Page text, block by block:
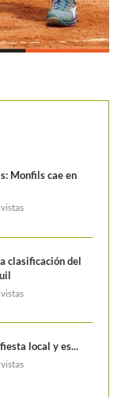
Monfils cae en
clasificación del
local y es...